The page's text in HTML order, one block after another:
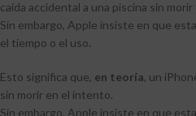
caída accidental a una piscina sin
Sin embargo, Apple insiste en que
el tiempo o el uso.
Esto significa que, en teoría, un
sin morir en el intento.
Sin embargo, Apple insiste en que